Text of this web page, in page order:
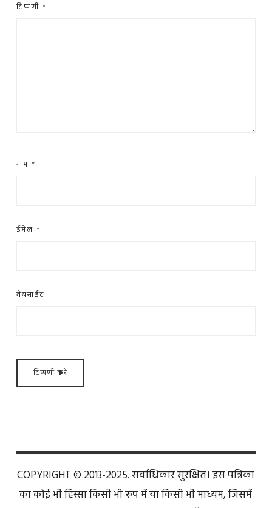
टिप्पणी *
नाम *
ईमेल *
वेबसाईट
COPYRIGHT © 2013-2025. सर्वाधिकार सुरक्षित। इस पत्रिका
का कोई भी हिस्सा किसी भी रूप में या किसी भी माध्यम, जिसमें